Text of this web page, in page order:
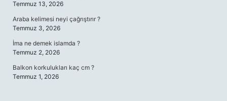
Temmuz 13, 2026
Araba kelimesi neyi çağrıştırır ?
Temmuz 3, 2026
İma ne demek islamda ?
Temmuz 2, 2026
Balkon korkulukları kaç cm ?
Temmuz 1, 2026